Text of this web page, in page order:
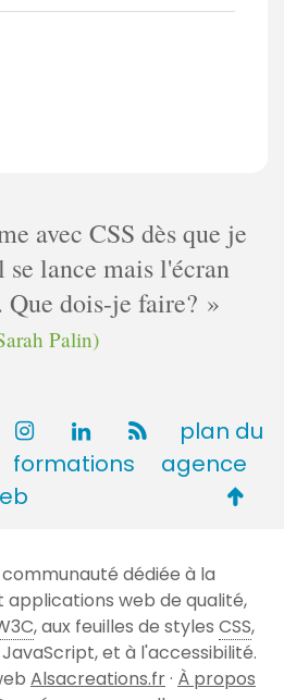
avec CSS dès que je
lance mais l'écran
dois-je faire?
Palin)
plan du
formations
agence
de
page
dédiée à la
web de qualité,
, aux feuilles de styles CSS,
et à l'accessibilité.
Alsacreations.fr· À propos